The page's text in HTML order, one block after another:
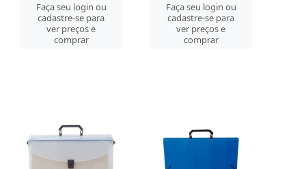
Faça seu login ou
cadastre-se para
ver preços e
comprar
Faça seu login ou
cadastre-se para
ver preços e
comprar